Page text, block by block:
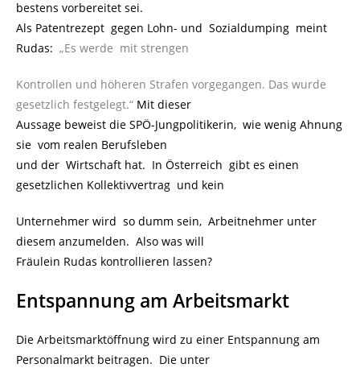
bestens vorbereitet sei.
Als Patentrezept gegen Lohn- und Sozialdumping meint
Rudas: „Es werde mit strengen
Kontrollen und höheren Strafen vorgegangen. Das wurde
gesetzlich festgelegt.“ Mit dieser
Aussage beweist die SPÖ-Jungpolitikerin, wie wenig Ahnung
sie vom realen Berufsleben
und der Wirtschaft hat. In Österreich gibt es einen
gesetzlichen Kollektivvertrag und kein
Unternehmer wird so dumm sein, Arbeitnehmer unter
diesem anzumelden. Also was will
Fräulein Rudas kontrollieren lassen?
Entspannung am Arbeitsmarkt
Die Arbeitsmarktöffnung wird zu einer Entspannung am
Personalmarkt beitragen. Die unter